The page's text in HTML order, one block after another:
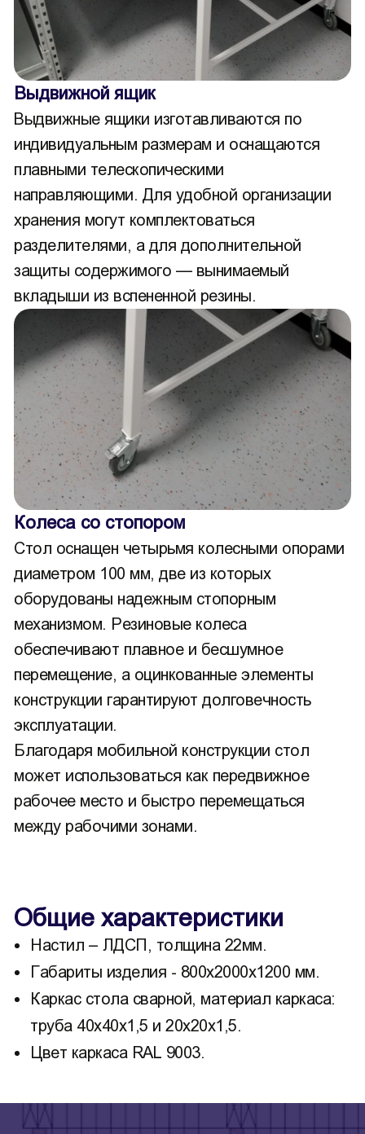
Выдвижной ящик
Выдвижные ящики изготавливаются по
индивидуальным размерам и оснащаются
плавными телескопическими
направляющими. Для удобной организации
хранения могут комплектоваться
разделителями, а для дополнительной
защиты содержимого — вынимаемый
вкладыши из вспененной резины.
Колеса со стопором
Стол оснащен четырьмя колесными опорами
диаметром 100 мм, две из которых
оборудованы надежным стопорным
механизмом. Резиновые колеса
обеспечивают плавное и бесшумное
перемещение, а оцинкованные элементы
конструкции гарантируют долговечность
эксплуатации.
Благодаря мобильной конструкции стол
может использоваться как передвижное
рабочее место и быстро перемещаться
между рабочими зонами.
Общие характеристики
Настил – ЛДСП, толщина 22мм.
Габариты изделия - 800х2000х1200 мм.
Каркас стола сварной, материал каркаса:
труба 40х40х1,5 и 20х20х1,5.
Цвет каркаса RAL 9003.